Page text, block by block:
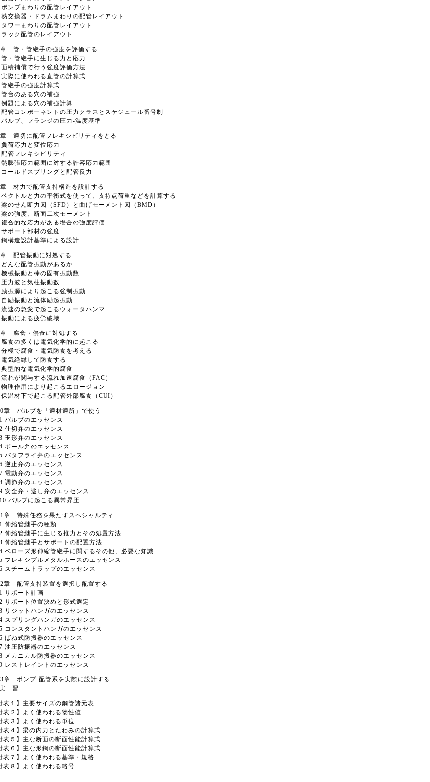
ンプまわりの配管レイアウト
熱交換器・ドラムまわりの配管レイアウト
ワーまわりの配管レイアウト
ック配管のレイアウト
管・管継手の強度を評価する
管・管継手に生じる力と応力
面積補償で行う強度評価方法
実際に使われる直管の計算式
管継手の強度計算式
管台のある穴の補強
例題による穴の補強計算
配管コンポーネントの圧力クラスとスケジュール番号制
バルブ、フランジの圧力-温度基準
適切に配管フレキシビリティをとる
負荷応力と変位応力
管フレキシビリティ
熱膨張応力範囲に対する許容応力範囲
コールドスプリングと配管反力
材力で配管支持構造を設計する
ベクトルと力の平衡式を使って、支持点荷重などを計算する
梁のせん断力図（SFD）と曲げモーメント図（BMD）
の強度、断面二次モーメント
複合的な応力がある場合の強度評価
サポート部材の強度
鋼構造設計基準による設計
配管振動に対処する
どんな配管振動があるか
機械振動と棒の固有振動数
圧力波と気柱振動数
励振源により起こる強制振動
自励振動と流体励起振動
流速の急変で起こるウォータハンマ
振動による疲労破壊
腐食・侵食に対処する
腐食の多くは電気化学的に起こる
分極で腐食・電気防食を考える
電気絶縁して防食する
典型的な電気化学的腐食
れが関与する流れ加速腐食（FAC）
物理作用により起こるエロージョン
温材下で起こる配管外部腐食（CUI）
章 バルブを「適材適所」で使う
バルブのエッセンス
仕切弁のエッセンス
玉形弁のエッセンス
ボール弁のエッセンス
バタフライ弁のエッセンス
逆止弁のエッセンス
電動弁のエッセンス
調節弁のエッセンス
安全弁・逃し弁のエッセンス
バルブに起こる異常昇圧
章 特殊任務を果たすスペシャルティ
伸縮管継手の種類
伸縮管継手に生じる推力とその処置方法
伸縮管継手とサポートの配置方法
ベローズ形伸縮管継手に関するその他、必要な知識
フレキシブルメタルホースのエッセンス
スチームトラップのエッセンス
章 配管支持装置を選択し配置する
サポート計画
サポート位置決めと形式選定
リジットハンガのエッセンス
スプリングハンガのエッセンス
コンスタントハンガのエッセンス
ばね式防振器のエッセンス
油圧防振器のエッセンス
メカニカル防振器のエッセンス
レストレイントのエッセンス
章 ポンプ-配管系を実際に設計する
実 習
表１】主要サイズの鋼管諸元表
表２】よく使われる物性値
表３】よく使われる単位
表４】梁の内力とたわみの計算式
表５】主な断面の断面性能計算式
表６】主な形鋼の断面性能計算式
表７】よく使われる基準・規格
表８】よく使われる略号